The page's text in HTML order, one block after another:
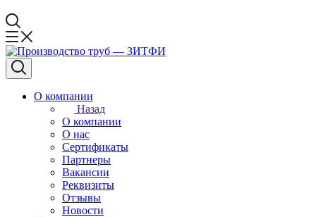
О компании
Назад
О компании
О нас
Сертификаты
Партнеры
Вакансии
Реквизиты
Отзывы
Новости